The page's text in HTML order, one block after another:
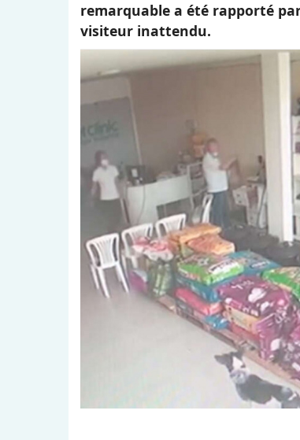
remarquable a été rapporté
visiteur inattendu.